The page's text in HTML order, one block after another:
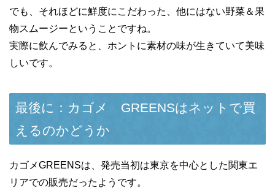
でも、それほどに鮮度にこだわった、他にはない野菜＆果
物スムージーということですね。
実際に飲んでみると、ホントに素材の味が生きていて美味
しいです。
最後に：カゴメ GREENSはネットで買
えるのかどうか
カゴメGREENSは、発売当初は東京を中心とした関東エ
リアでの販売だったようです。